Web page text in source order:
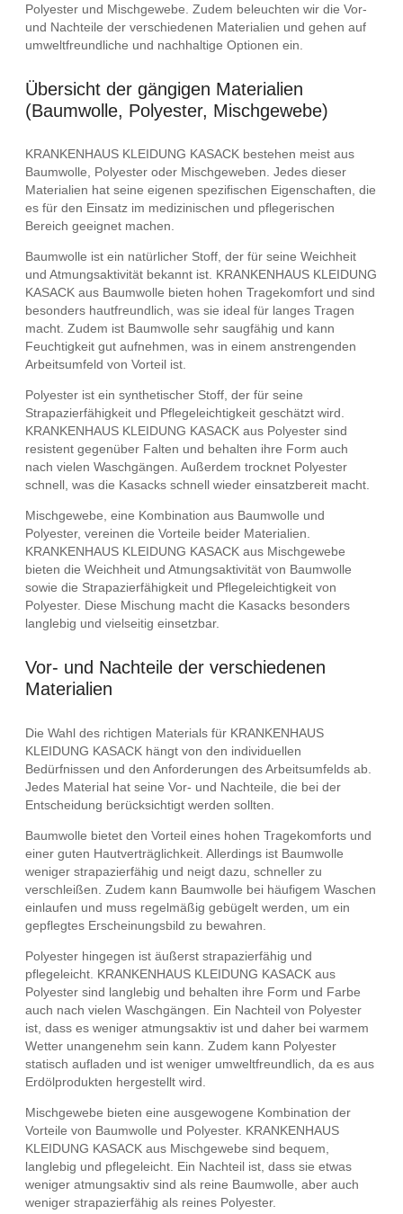
Polyester und Mischgewebe. Zudem beleuchten wir die Vor-
und Nachteile der verschiedenen Materialien und gehen auf
umweltfreundliche und nachhaltige Optionen ein.
Übersicht der gängigen Materialien
(Baumwolle, Polyester, Mischgewebe)
KRANKENHAUS KLEIDUNG KASACK bestehen meist aus
Baumwolle, Polyester oder Mischgeweben. Jedes dieser
Materialien hat seine eigenen spezifischen Eigenschaften, die
es für den Einsatz im medizinischen und pflegerischen
Bereich geeignet machen.
Baumwolle ist ein natürlicher Stoff, der für seine Weichheit
und Atmungsaktivität bekannt ist. KRANKENHAUS KLEIDUNG
KASACK aus Baumwolle bieten hohen Tragekomfort und sind
besonders hautfreundlich, was sie ideal für langes Tragen
macht. Zudem ist Baumwolle sehr saugfähig und kann
Feuchtigkeit gut aufnehmen, was in einem anstrengenden
Arbeitsumfeld von Vorteil ist.
Polyester ist ein synthetischer Stoff, der für seine
Strapazierfähigkeit und Pflegeleichtigkeit geschätzt wird.
KRANKENHAUS KLEIDUNG KASACK aus Polyester sind
resistent gegenüber Falten und behalten ihre Form auch
nach vielen Waschgängen. Außerdem trocknet Polyester
schnell, was die Kasacks schnell wieder einsatzbereit macht.
Mischgewebe, eine Kombination aus Baumwolle und
Polyester, vereinen die Vorteile beider Materialien.
KRANKENHAUS KLEIDUNG KASACK aus Mischgewebe
bieten die Weichheit und Atmungsaktivität von Baumwolle
sowie die Strapazierfähigkeit und Pflegeleichtigkeit von
Polyester. Diese Mischung macht die Kasacks besonders
langlebig und vielseitig einsetzbar.
Vor- und Nachteile der verschiedenen
Materialien
Die Wahl des richtigen Materials für KRANKENHAUS
KLEIDUNG KASACK hängt von den individuellen
Bedürfnissen und den Anforderungen des Arbeitsumfelds ab.
Jedes Material hat seine Vor- und Nachteile, die bei der
Entscheidung berücksichtigt werden sollten.
Baumwolle bietet den Vorteil eines hohen Tragekomforts und
einer guten Hautverträglichkeit. Allerdings ist Baumwolle
weniger strapazierfähig und neigt dazu, schneller zu
verschleißen. Zudem kann Baumwolle bei häufigem Waschen
einlaufen und muss regelmäßig gebügelt werden, um ein
gepflegtes Erscheinungsbild zu bewahren.
Polyester hingegen ist äußerst strapazierfähig und
pflegeleicht. KRANKENHAUS KLEIDUNG KASACK aus
Polyester sind langlebig und behalten ihre Form und Farbe
auch nach vielen Waschgängen. Ein Nachteil von Polyester
ist, dass es weniger atmungsaktiv ist und daher bei warmem
Wetter unangenehm sein kann. Zudem kann Polyester
statisch aufladen und ist weniger umweltfreundlich, da es aus
Erdölprodukten hergestellt wird.
Mischgewebe bieten eine ausgewogene Kombination der
Vorteile von Baumwolle und Polyester. KRANKENHAUS
KLEIDUNG KASACK aus Mischgewebe sind bequem,
langlebig und pflegeleicht. Ein Nachteil ist, dass sie etwas
weniger atmungsaktiv sind als reine Baumwolle, aber auch
weniger strapazierfähig als reines Polyester.